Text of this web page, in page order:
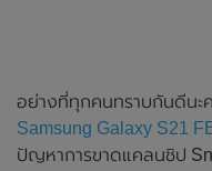
อย่างที่ทุกคนทราบกันดีนะ
Samsung Galaxy S21
ปัญหาการขาดแคลนชิป